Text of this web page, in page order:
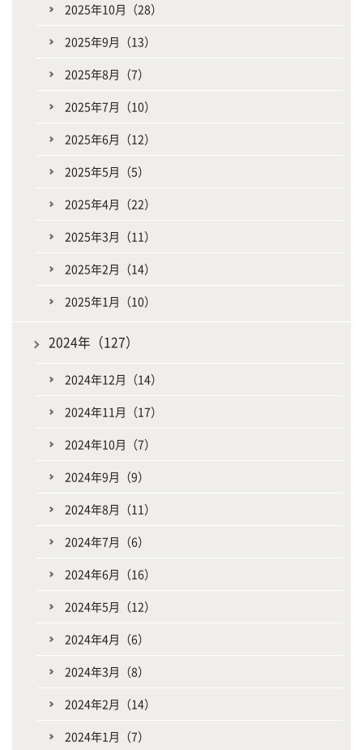
2025年10月（28）
2025年9月（13）
2025年8月（7）
2025年7月（10）
2025年6月（12）
2025年5月（5）
2025年4月（22）
2025年3月（11）
2025年2月（14）
2025年1月（10）
2024年（127）
2024年12月（14）
2024年11月（17）
2024年10月（7）
2024年9月（9）
2024年8月（11）
2024年7月（6）
2024年6月（16）
2024年5月（12）
2024年4月（6）
2024年3月（8）
2024年2月（14）
2024年1月（7）